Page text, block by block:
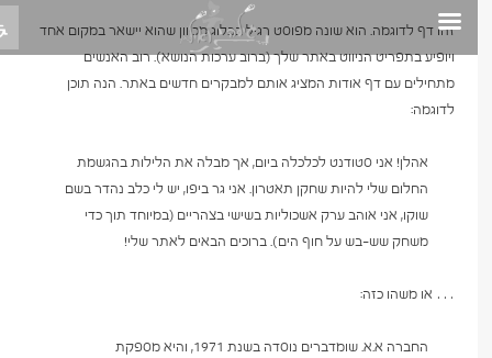
Skip
content
זהו דף לדוגמה. הוא שונה מפוסט רגיל בבלוג מכיוון שהוא יישאר במקום אחד
ויופיע בתפריט הניווט באתר שלך (ברוב ערכות הנושא). רוב האנשים
מתחילים עם דף אודות המציג אותם למבקרים חדשים באתר. הנה תוכן
לדוגמה:
אהלן! אני סטודנט לכלכלה ביום, אך מבלה את הלילות בהגשמת
החלום שלי להיות שחקן תאטרון. אני גר ביפו, יש לי כלב נהדר בשם
שוקו, אני אוהב ערק אשכוליות בשישי בצהריים (במיוחד תוך כדי
משחק שש-בש על חוף הים). ברוכים הבאים לאתר שלי!
… או משהו כזה:
החברה א.א. שומדברים נוסדה בשנת 1971, והיא מספקת